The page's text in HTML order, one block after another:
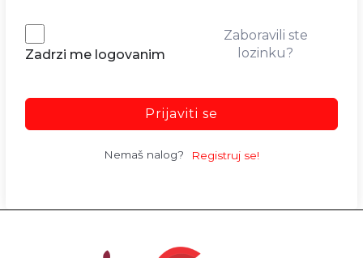
Zadrzi me logovanim
Zaboravili ste
lozinku?
Prijaviti se
Nemaš nalog? Registruj se!